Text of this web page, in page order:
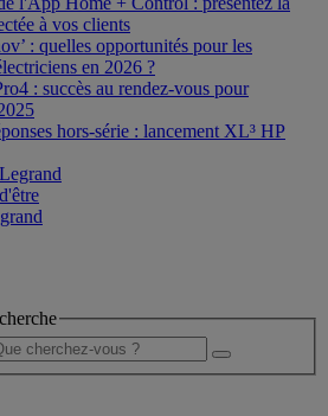
à vos clients
: quelles opportunités pour les
en 2026 ?
: succès au rendez-vous pour
hors-série : lancement XL³ HP